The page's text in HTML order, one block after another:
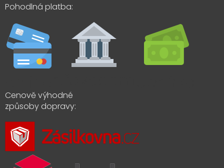
Pohodlná platba:
Cenově výhodné
způsoby dopravy: